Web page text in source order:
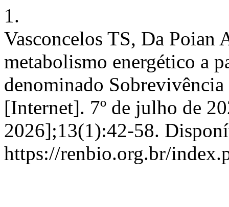
1.
Vasconcelos TS, Da Poian
metabolismo energético a
denominado
[Internet]. 7º de julho de
2026];13(1):42-58.
https://renbio.org.br/